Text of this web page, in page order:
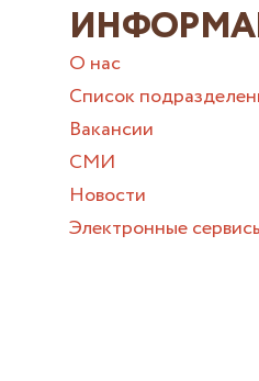
О нас
Список
Вакансии
СМИ
Новости
Электронные